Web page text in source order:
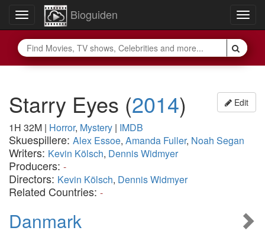
Toggle
navigation
Bioguiden
Edit
Starry Eyes (2014)
1H 32M | Horror, Mystery | IMDB
Skuespillere: Alex Essoe, Amanda Fuller, Noah Segan
Writers: Kevin Kölsch, Dennis Widmyer
Producers: -
Directors: Kevin Kölsch, Dennis Widmyer
Related Countries: -
Danmark